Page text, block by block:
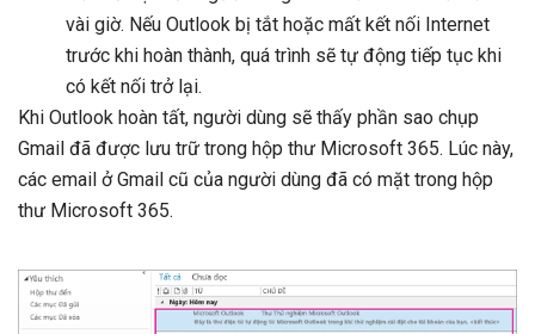
vài giờ. Nếu Outlook bị tắt hoặc mất kết nối Internet
trước khi hoàn thành, quá trình sẽ tự động tiếp tục khi
có kết nối trở lại.
Khi Outlook hoàn tất, người dùng sẽ thấy phần sao chụp
Gmail đã được lưu trữ trong hộp thư Microsoft 365. Lúc này,
các email ở Gmail cũ của người dùng đã có mặt trong hộp
thư Microsoft 365.